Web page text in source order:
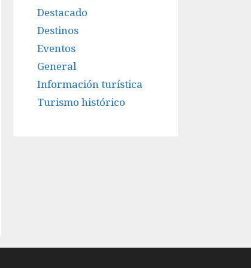
Destacado
Destinos
Eventos
General
Información turística
Turismo histórico